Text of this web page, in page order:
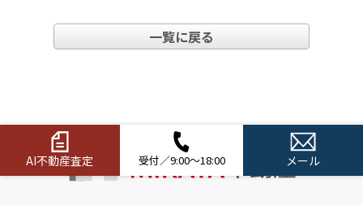
一覧に戻る
AI不動産査定 受付／9:00～18:00 メール